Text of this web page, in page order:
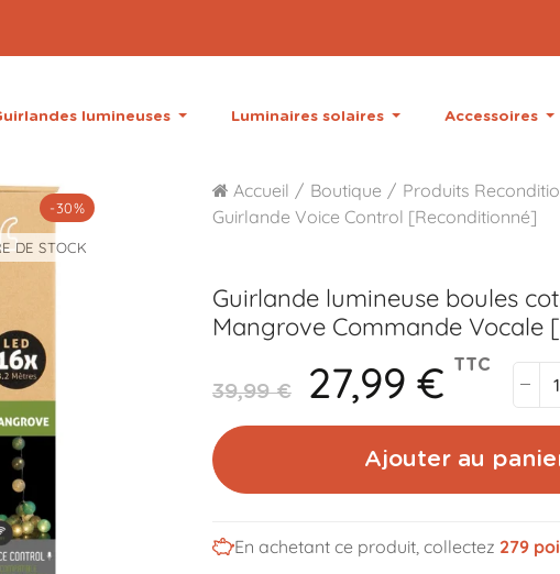
lumineuses Luminaires solaires Accessoires
-30%
DE STOCK
Accueil Boutique
Produits
Guirlande Voice Control [Reconditionné]
Guirlande lumineuse boules
Mangrove Commande Vocale
39,99 € 27,99 € TTC
Ajouter au
En achetant ce produit, collectez 279